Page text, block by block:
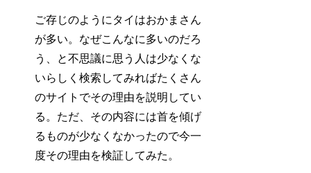
ご存じのようにタイはおかまさん
が多い。なぜこんなに多いのだろ
う、と不思議に思う人は少なくな
いらしく検索してみればたくさん
のサイトでその理由を説明してい
る。ただ、その内容には首を傾げ
るものが少なくなかったので今一
度その理由を検証してみた。